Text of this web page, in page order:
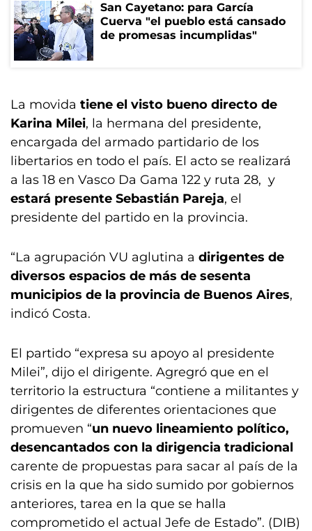
San Cayetano: para García
Cuerva "el pueblo está cansado
de promesas incumplidas"
La movida tiene el visto bueno directo de
Karina Milei, la hermana del presidente,
encargada del armado partidario de los
libertarios en todo el país. El acto se realizará
a las 18 en Vasco Da Gama 122 y ruta 28, y
estará presente Sebastián Pareja, el
presidente del partido en la provincia.
“La agrupación VU aglutina a dirigentes de
diversos espacios de más de sesenta
municipios de la provincia de Buenos Aires,
indicó Costa.
El partido “expresa su apoyo al presidente
Milei”, dijo el dirigente. Agregró que en el
territorio la estructura “contiene a militantes y
dirigentes de diferentes orientaciones que
promueven “un nuevo lineamiento político,
desencantados con la dirigencia tradicional
carente de propuestas para sacar al país de la
crisis en la que ha sido sumido por gobiernos
anteriores, tarea en la que se halla
comprometido el actual Jefe de Estado”. (DIB)